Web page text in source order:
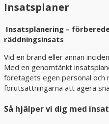
Insatsplaner
Insatsplanering –
räddningsinsats
Vid en brand eller annan
Med en genomtänkt
företagets egen personal och
förutsättningarna att agera
Så hjälper vi dig med